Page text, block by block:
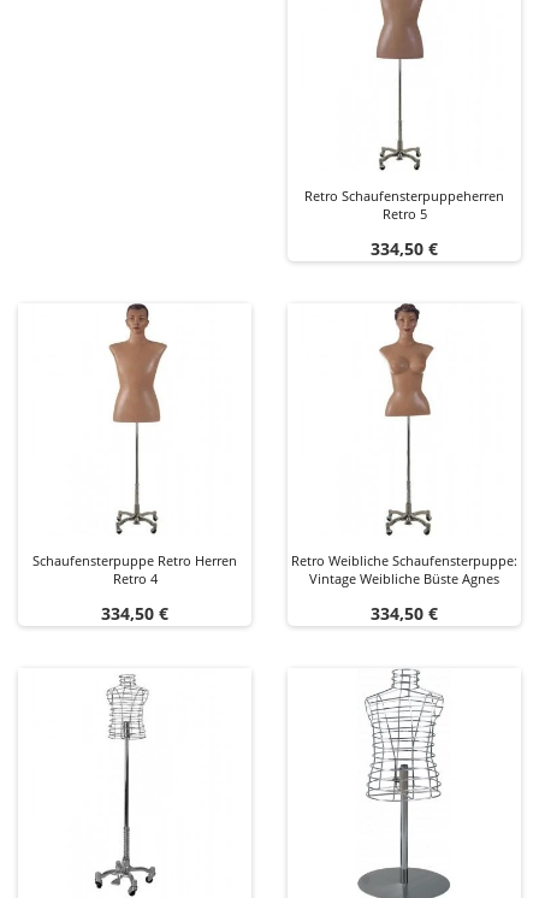
Retro Schaufensterpuppeherren
Retro 5
Preis
334,50 €
Schaufensterpuppe Retro Herren
Retro 4
Preis
334,50 €
Retro Weibliche Schaufensterpuppe:
Vintage Weibliche Büste Agnes
Preis
334,50 €